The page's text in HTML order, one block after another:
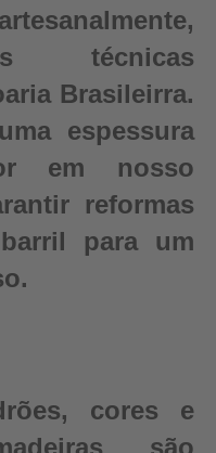
técnicas
Brasileirra.
espessura
em nosso
reformas
para um
cores e